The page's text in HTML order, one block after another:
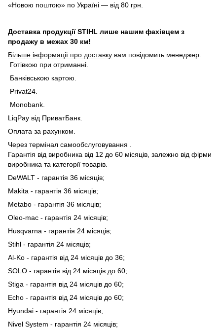
«Новою поштою» по Україні — від 80 грн.
Доставка продукції STIHL лише нашим фахівцем з
продажу в межах 30 км!
Більше інформації про доставку вам повідомить менеджер.
Готівкою при отриманні.
Банківською картою.
Privat24.
Monobank.
LiqPay від ПриватБанк.
Оплата за рахунком.
Через термінал самообслуговування .
Гарантія від виробника від 12 до 60 місяців, залежно від фірми
виробника та категорії товарів.
DeWALT - гарантія 36 місяців;
Makita - гарантія 36 місяців;
Metabo - гарантія 36 місяців;
Oleo-mac - гарантія 24 місяців;
Husqvarna - гарантія 24 місяців;
Stihl - гарантія 24 місяців;
Al-Ko - гарантія від 24 місяців до 36;
SOLO - гарантія від 24 місяців до 60;
Stiga - гарантія від 24 місяців до 60;
Echo - гарантія від 24 місяців до 60;
Hyundai - гарантія 24 місяців;
Nivel System - гарантія 24 місяців;